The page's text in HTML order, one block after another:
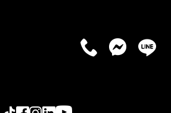
าก Tea Room Inc. และทีมงาน
งชาญี่ปุ่นอย่างลึกซึ้งทั้งในแง่ทฤษฎี